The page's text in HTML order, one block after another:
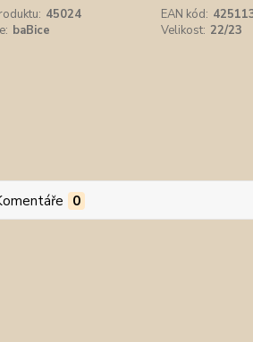
45024 EAN kód:
baBice Velikost: 22/23
0